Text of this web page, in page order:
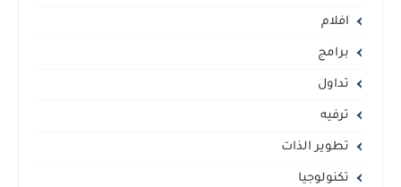
افلام
برامج
تداول
ترفيه
تطوير الذات
تكنولوجيا